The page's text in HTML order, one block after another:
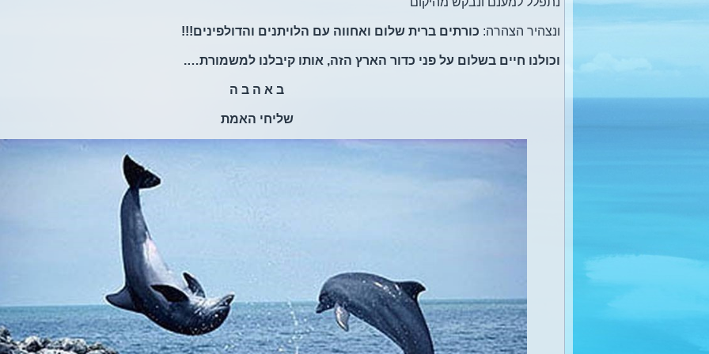
ונצהיר הצהרה: כורתים ברית שלום ואחווה עם הלויתנים והדולפינים!!!
וכולנו חיים בשלום על פני כדור הארץ הזה, אותו קיבלנו למשמורת….
ב א ה ב ה
שליחי האמת